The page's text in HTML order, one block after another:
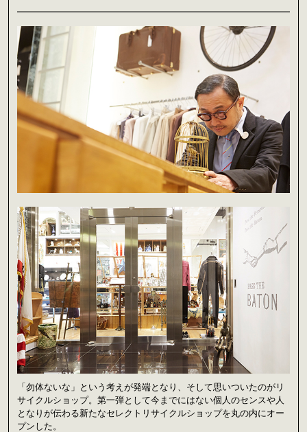
「勿体ないな」という考えが発端となり、そして思いついたのがリ
サイクルショップ。第一弾として今までにはない個人のセンスや人
となりが伝わる新たなセレクトリサイクルショップを丸の内にオー
プンした。